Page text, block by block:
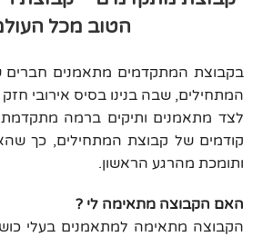
הטוב מכל
בקבוצת המתקדמים מתאמנים חברים
המתחילים, שבה בנינו בסיס אירובי חזק וכבר
לצד מתאמנים ותיקים ברמה מתקדמת,
קודמים של קבוצת המתחילים, כך
ותומכת מהרגע הראשון.
האם הקבוצה מתאימה לי ?
הקבוצה מתאימה למתאמנים בעלי